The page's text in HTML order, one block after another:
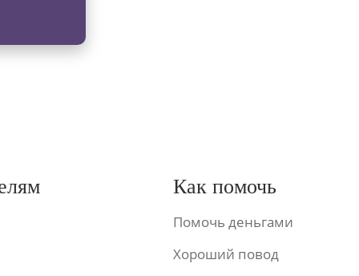
Как помочь
Помочь деньгами
Хороший повод